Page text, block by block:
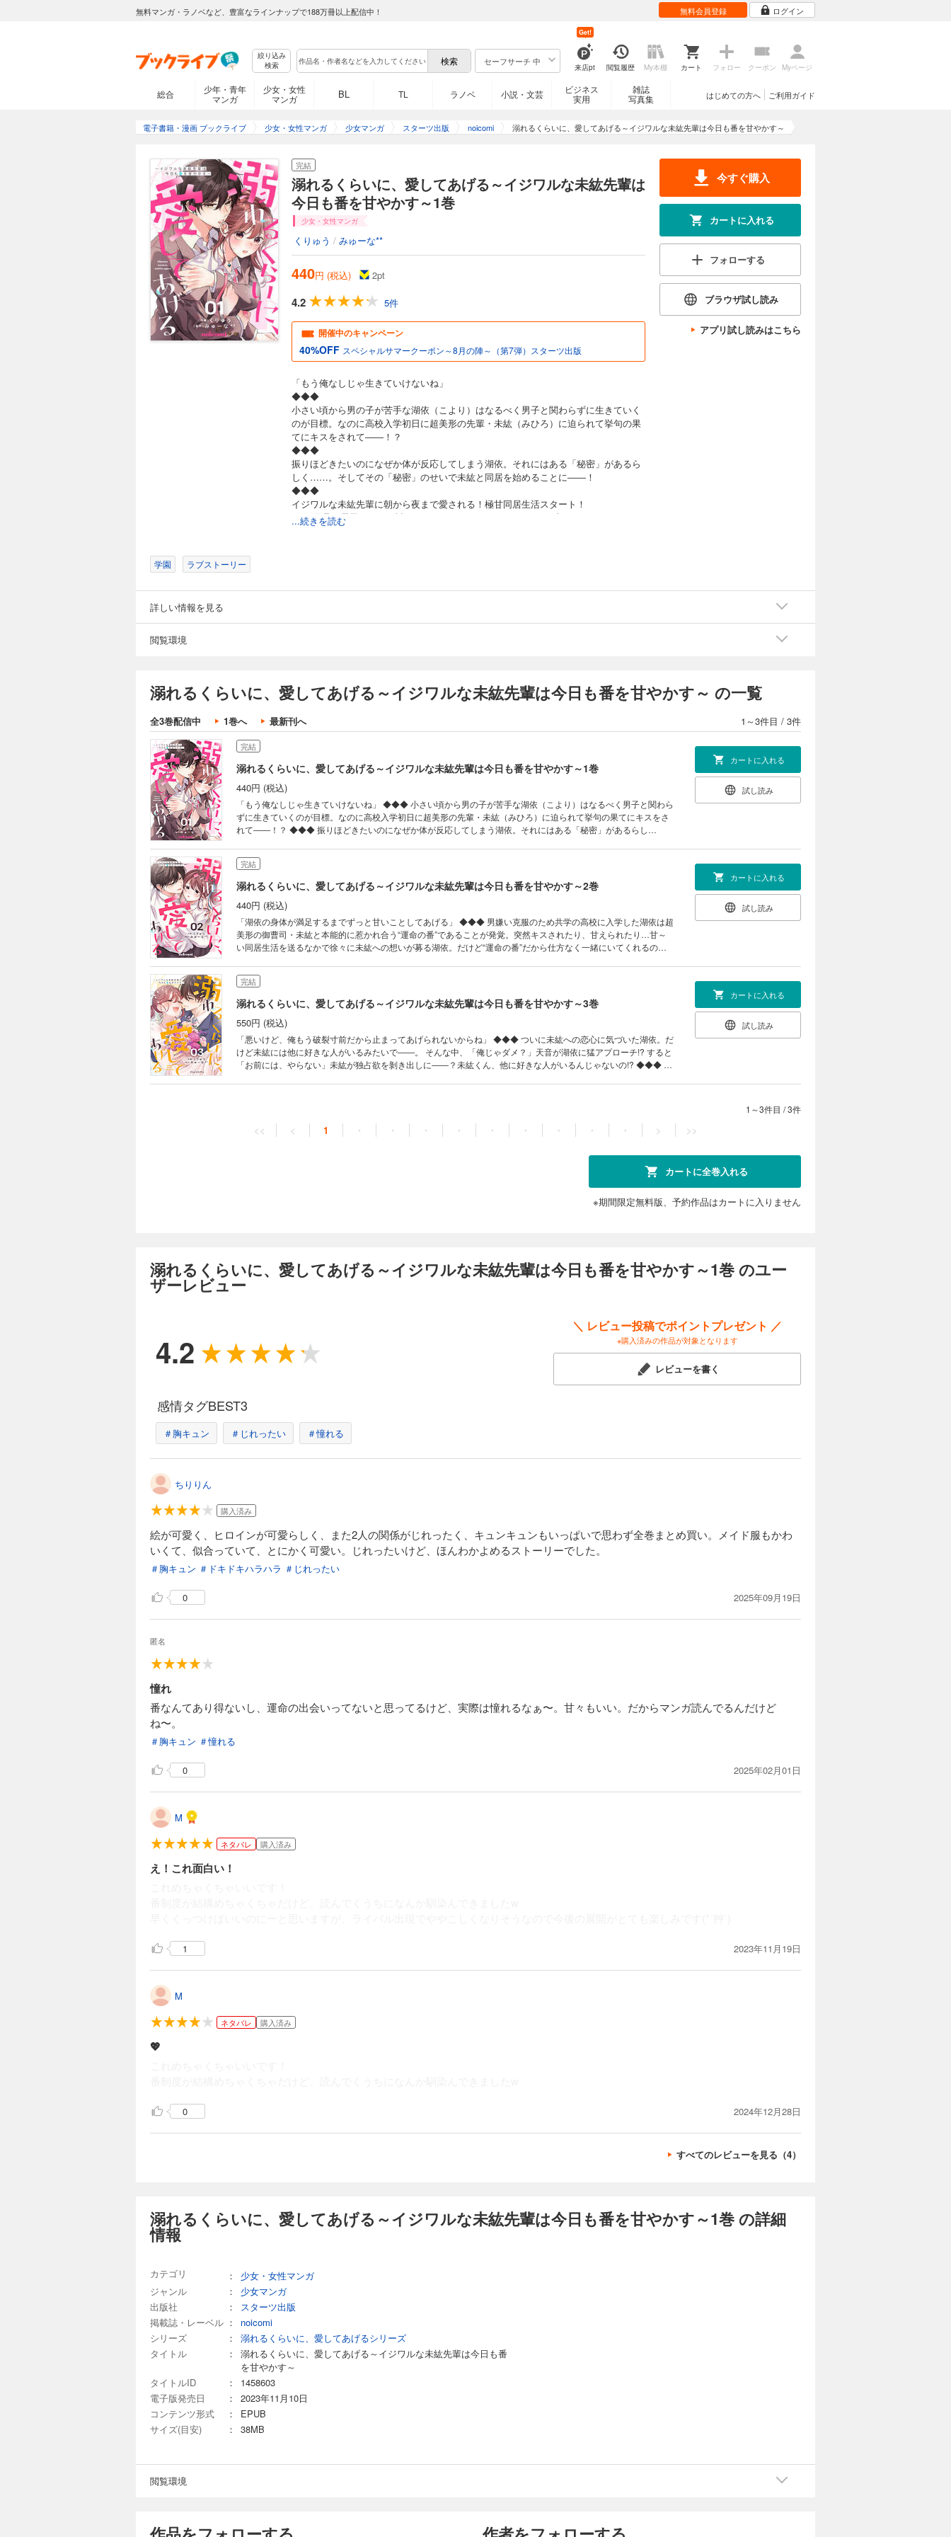
無料マンガ・ラノベなど、豊富なラインナップで188万冊以上配信中！ 無料会員登録 ログイン
絞り込み
検索
セーフサーチ 中
来店pt
Get!
閲覧履歴 My本棚 カート フォロー クーポン Myページ
総合
少年・青年
マンガ
少女・女性
マンガ
BL TL ラノベ 小説・文芸
ビジネス
実用
雑誌
写真集
ご利用ガイド
はじめての方へ
電子書籍・漫画 ブックライブ 少女・女性マンガ 少女マンガ スターツ出版 noicomi 溺れるくらいに、愛してあげる～イジワルな未紘先輩は今日も番を甘やかす～
完結
溺れるくらいに、愛してあげる～イジワルな未紘先輩は
今日も番を甘やかす～1巻
少女・女性マンガ
くりゅう / みゅーな**
440円 (税込) 2pt
4.2 5件
開催中のキャンペーン
40%OFF スペシャルサマークーポン～8月の陣～（第7弾）スターツ出版
「もう俺なしじゃ生きていけないね」
◆◆◆
小さい頃から男の子が苦手な湖依（こより）はなるべく男子と関わらずに生きていく
のが目標。なのに高校入学初日に超美形の先輩・未紘（みひろ）に迫られて挙句の果
てにキスをされて――！？
◆◆◆
振りほどきたいのになぜか体が反応してしまう湖依。それにはある「秘密」があるら
しく……。そしてその「秘密」のせいで未紘と同居を始めることに――！
◆◆◆
イジワルな未紘先輩に朝から夜まで愛される！極甘同居生活スタート！
(この作品は電子コミック誌noicomi vol.90、93、96、99、102に収録されています。
重複購入にご注意ください)
...続きを読む
今すぐ購入
カートに入れる
フォローする
ブラウザ試し読み
アプリ試し読みはこちら
学園 ラブストーリー
詳しい情報を見る
閲覧環境
溺れるくらいに、愛してあげる～イジワルな未紘先輩は今日も番を甘やかす～ の一覧
全3巻配信中 1巻へ 最新刊へ 1～3件目 / 3件
完結
溺れるくらいに、愛してあげる～イジワルな未紘先輩は今日も番を甘やかす～1巻
440円 (税込)
「もう俺なしじゃ生きていけないね」 ◆◆◆ 小さい頃から男の子が苦手な湖依（こより）はなるべく男子と関わら
ずに生きていくのが目標。なのに高校入学初日に超美形の先輩・未紘（みひろ）に迫られて挙句の果てにキスをさ
れて――！？ ◆◆◆ 振りほどきたいのになぜか体が反応してしまう湖依。それにはある「秘密」があるらし
愛される！極甘同居生活スタート！ (この作品は電子コミック誌noicomi vol.90、93、96、99、102に収録されてい
ます。重複購入にご注意ください)
カートに入れる
試し読み
完結
溺れるくらいに、愛してあげる～イジワルな未紘先輩は今日も番を甘やかす～2巻
440円 (税込)
「湖依の身体が満足するまでずっと甘いことしてあげる」 ◆◆◆ 男嫌い克服のため共学の高校に入学した湖依は超
美形の御曹司・未紘と本能的に惹かれ合う“運命の番”であることが発覚。突然キスされたり、甘えられたり…甘～
い同居生活を送るなかで徐々に未紘への想いが募る湖依。だけど“運命の番”だから仕方なく一緒にいてくれるのか
してきたり…何やら湖依に気がある様子。なかなか断り切れない湖依に対して独占欲強めの未紘は“お仕置き”と称
して甘くて激しいキスを落としてきて――!? ◆◆◆ 2人の関係はより深く、甘くなっていく――“運命の番”が織り
なす極甘ラブ第2巻！ (この作品は電子コミック誌noicomi vol.106、116、120、124、128に収録されています。重
複購入にご注意ください)
カートに入れる
試し読み
完結
溺れるくらいに、愛してあげる～イジワルな未紘先輩は今日も番を甘やかす～3巻
550円 (税込)
「悪いけど、俺もう破裂寸前だから止まってあげられないからね」 ◆◆◆ ついに未紘への恋心に気づいた湖依。だ
けど未紘には他に好きな人がいるみたいで――。 そんな中、「俺じゃダメ？」天音が湖依に猛アプローチ!? すると
「お前には、やらない」未紘が独占欲を剝き出しに――？未紘くん、他に好きな人がいるんじゃないの!? ◆◆◆ 未
カートに入れる
試し読み
1～3件目 /3件
<< < 1 ・ ・ ・ ・ ・ ・ ・ ・ ・ > >>
カートに全巻入れる
※期間限定無料版、予約作品はカートに入りません
溺れるくらいに、愛してあげる～イジワルな未紘先輩は今日も番を甘やかす～1巻 のユー
ザーレビュー
4.2
＼ レビュー投稿でポイントプレゼント ／
※購入済みの作品が対象となります
レビューを書く
感情タグBEST3
＃胸キュン ＃じれったい ＃憧れる
ちりりん
購入済み
絵が可愛く、ヒロインが可愛らしく、また2人の関係がじれったく、キュンキュンもいっぱいで思わず全巻まとめ買い。メイド服もかわ
いくて、似合っていて、とにかく可愛い。じれったいけど、ほんわかよめるストーリーでした。
＃胸キュン ＃ドキドキハラハラ ＃じれったい
0 2025年09月19日
匿名
憧れ
番なんてあり得ないし、運命の出会いってないと思ってるけど、実際は憧れるなぁ〜。甘々もいい。だからマンガ読んでるんだけど
ね〜。
＃胸キュン ＃憧れる
0 2025年02月01日
M
ネタバレ 購入済み
え！これ面白い！
1 2023年11月19日
M
ネタバレ 購入済み
💖
0 2024年12月28日
すべてのレビューを見る（4）
溺れるくらいに、愛してあげる～イジワルな未紘先輩は今日も番を甘やかす～1巻 の詳細
情報
カテゴリ ：
少女・女性マンガ
ジャンル
：
少女マンガ
出版社
：
スターツ出版
掲載誌・レーベル ：
noicomi
シリーズ
：
溺れるくらいに、愛してあげるシリーズ
タイトル
：
溺れるくらいに、愛してあげる～イジワルな未紘先輩は今日も番
を甘やかす～
タイトルID
：
1458603
電子版発売日
：
2023年11月10日
コンテンツ形式
：
EPUB
サイズ(目安)
： 38MB
閲覧環境